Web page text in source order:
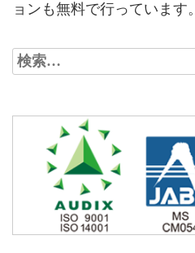
ョンも無料で行っています。
検
索: